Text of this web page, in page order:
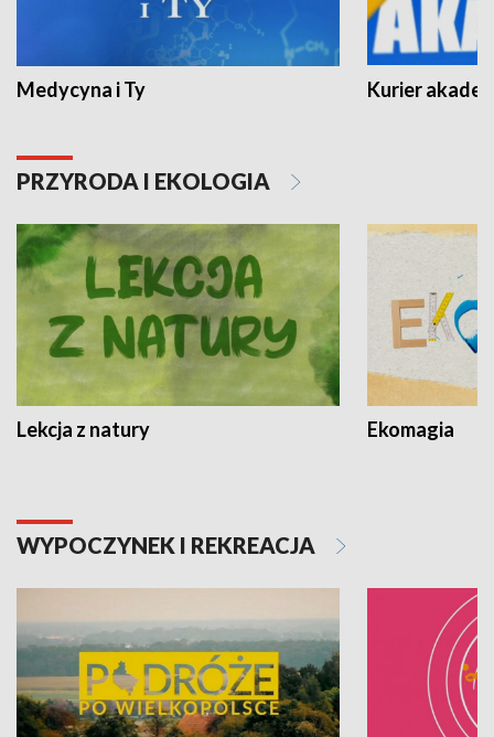
Medycyna i Ty Kurier
PRZYRODA I EKOLOGIA
Lekcja z natury Ekomagia
WYPOCZYNEK I REKREACJA